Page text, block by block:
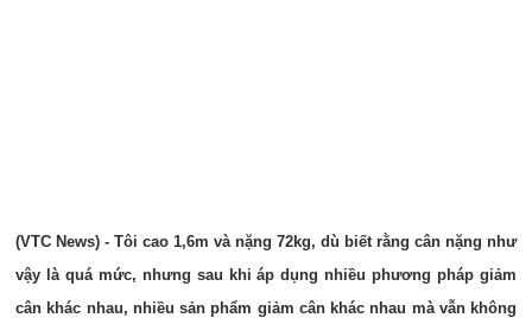
(VTC News) - Tôi cao 1,6m và nặng 72kg, dù biết rằng cân nặng như
vậy là quá mức, nhưng sau khi áp dụng nhiều phương pháp giảm
cân khác nhau, nhiều sản phẩm giảm cân khác nhau mà vẫn không